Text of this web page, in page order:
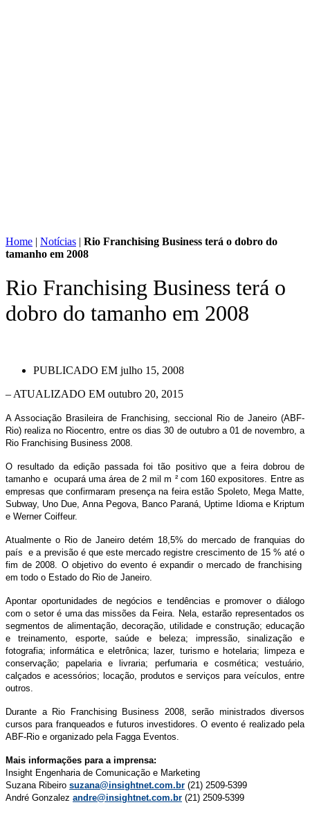
Home | Notícias | Rio Franchising Business terá o dobro do
tamanho em 2008
Rio Franchising Business terá o
dobro do tamanho em 2008
PUBLICADO EM julho 15, 2008
– ATUALIZADO EM outubro 20, 2015
A Associação Brasileira de Franchising, seccional Rio de Janeiro (ABF-
Rio) realiza no Riocentro, entre os dias 30 de outubro a 01 de novembro, a
Rio Franchising Business 2008.
O resultado da edição passada foi tão positivo que a feira dobrou de
tamanho e ocupará uma área de 2 mil m ² com 160 expositores. Entre as
empresas que confirmaram presença na feira estão Spoleto, Mega Matte,
Subway, Uno Due, Anna Pegova, Banco Paraná, Uptime Idioma e Kriptum
e Werner Coiffeur.
Atualmente o Rio de Janeiro detém 18,5% do mercado de franquias do
país e a previsão é que este mercado registre crescimento de 15 % até o
fim de 2008. O objetivo do evento é expandir o mercado de franchising
em todo o Estado do Rio de Janeiro.
Apontar oportunidades de negócios e tendências e promover o diálogo
com o setor é uma das missões da Feira. Nela, estarão representados os
segmentos de alimentação, decoração, utilidade e construção; educação
e treinamento, esporte, saúde e beleza; impressão, sinalização e
fotografia; informática e eletrônica; lazer, turismo e hotelaria; limpeza e
conservação; papelaria e livraria; perfumaria e cosmética; vestuário,
calçados e acessórios; locação, produtos e serviços para veículos, entre
outros.
Durante a Rio Franchising Business 2008, serão ministrados diversos
cursos para franqueados e futuros investidores. O evento é realizado pela
ABF-Rio e organizado pela Fagga Eventos.
Mais informações para a imprensa:
Insight Engenharia de Comunicação e Marketing
Suzana Ribeiro suzana@insightnet.com.br (21) 2509-5399
André Gonzalez andre@insightnet.com.br (21) 2509-5399